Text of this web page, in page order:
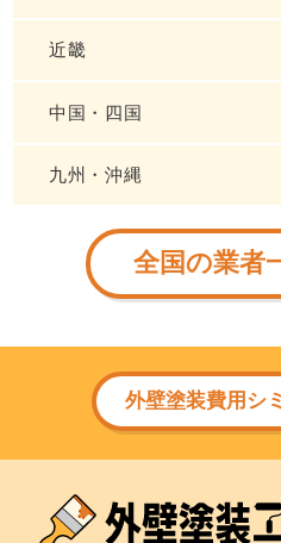
近畿
中国・四国
九州・沖縄
全国の業者
外壁塗装費用シ